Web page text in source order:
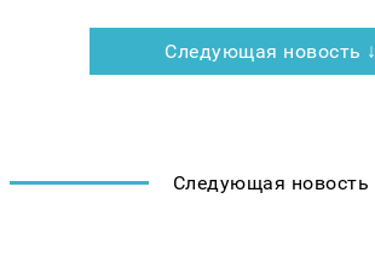
Следующая новость ↓
Следующая новость